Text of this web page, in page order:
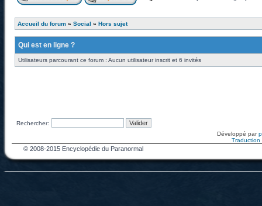
Accueil du forum » Social » Hors sujet
Qui est en ligne ?
Utilisateurs parcourant ce forum : Aucun utilisateur inscrit et 6 invités
Rechercher:
Développé par
Traduction
© 2008-2015 Encyclopédie du Paranormal